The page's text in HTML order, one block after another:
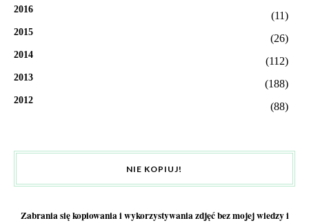
2016
(11)
2015
(26)
2014
(112)
2013
(188)
2012
(88)
NIE KOPIUJ!
Zabrania się kopiowania i wykorzystywania zdjęć bez mojej wiedzy i